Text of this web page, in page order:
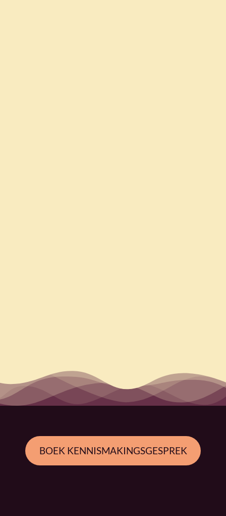
BOEK KENNISMAKINGSGESPREK